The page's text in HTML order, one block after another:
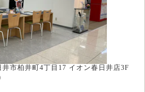
井市柏井町4丁目17 イオン春日井店3F